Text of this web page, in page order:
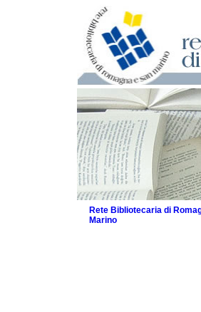
Rete Bibliotecaria di
Marino